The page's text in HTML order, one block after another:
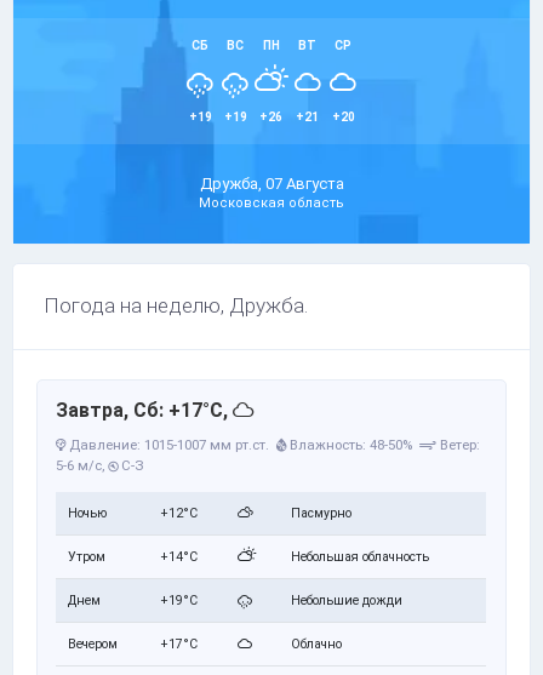
СБ
+19
ВС
+19
ПН
+26
ВТ
+21
СР
+20
Дружба, 07 Августа
Московская область
Погода на неделю, Дружба.
Завтра, Сб: +17°C,
Давление: 1015-1007 мм рт.ст. Влажность: 48-50%
Ветер:
5-6 м/с, С-З
Ночью +12°C Пасмурно
Утром +14°C Небольшая облачность
Днем +19°C Небольшие дожди
Вечером +17°C Облачно